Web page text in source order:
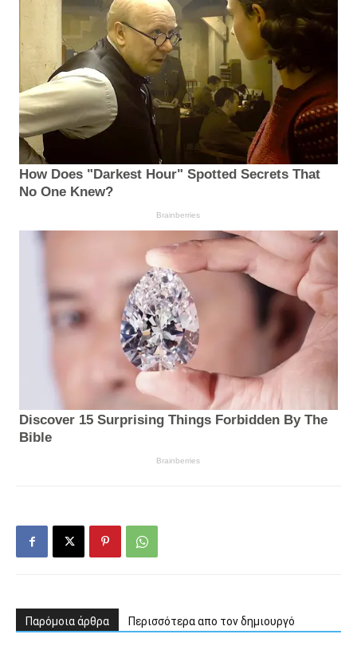
Παρόμοια άρθρα Περισσότερα απο τον δημιουργό